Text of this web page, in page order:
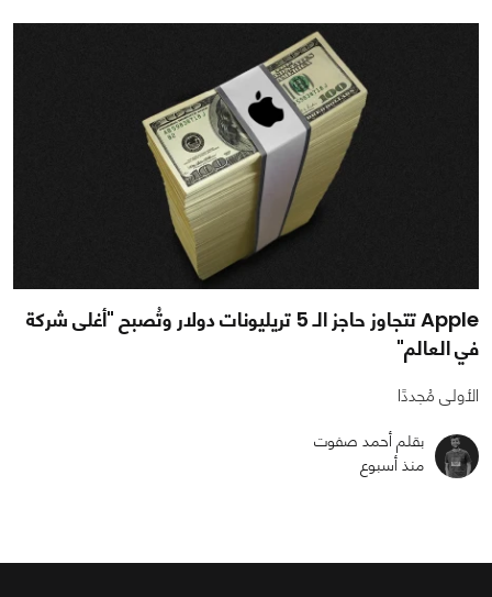
Apple تتجاوز حاجز الـ 5 تريليونات دولار وتُصبح "أغلى شركة
في العالم"
الأولى مُجددًا
بقلم أحمد صفوت
منذ أسبوع